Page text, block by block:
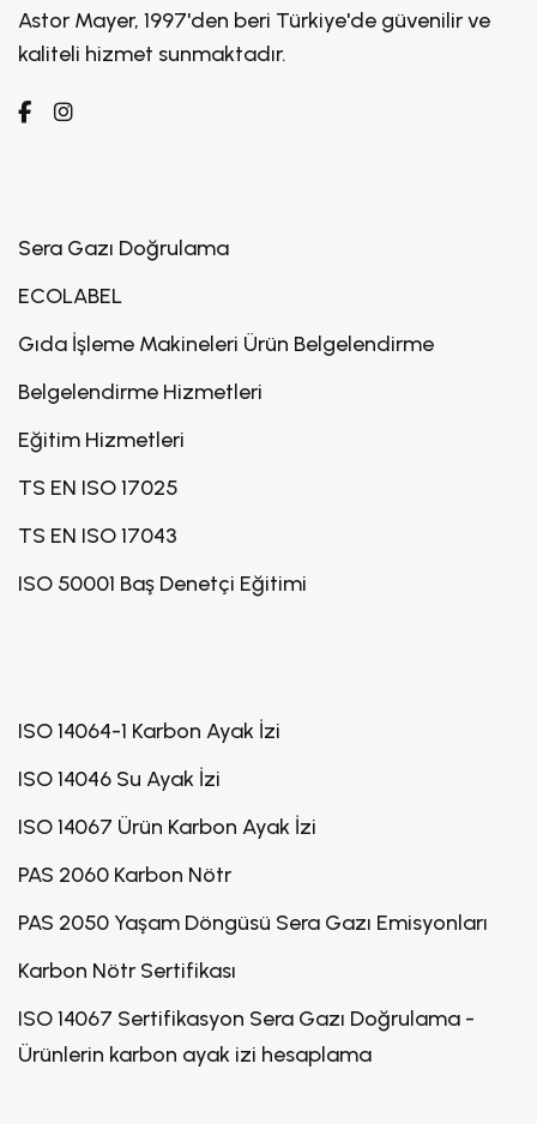
Astor Mayer, 1997'den beri Türkiye'de güvenilir ve
kaliteli hizmet sunmaktadır.
Sera Gazı Doğrulama
ECOLABEL
Gıda İşleme Makineleri Ürün Belgelendirme
Belgelendirme Hizmetleri
Eğitim Hizmetleri
TS EN ISO 17025
TS EN ISO 17043
ISO 50001 Baş Denetçi Eğitimi
ISO 14064-1 Karbon Ayak İzi
ISO 14046 Su Ayak İzi
ISO 14067 Ürün Karbon Ayak İzi
PAS 2060 Karbon Nötr
PAS 2050 Yaşam Döngüsü Sera Gazı Emisyonları
Karbon Nötr Sertifikası
ISO 14067 Sertifikasyon Sera Gazı Doğrulama -
Ürünlerin karbon ayak izi hesaplama